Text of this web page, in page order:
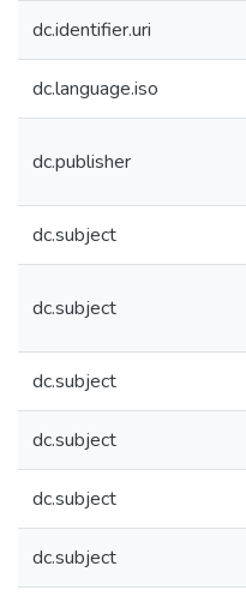
dc.identifier.uri
dc.language.iso
dc.publisher
dc.subject
dc.subject
dc.subject
dc.subject
dc.subject
dc.subject